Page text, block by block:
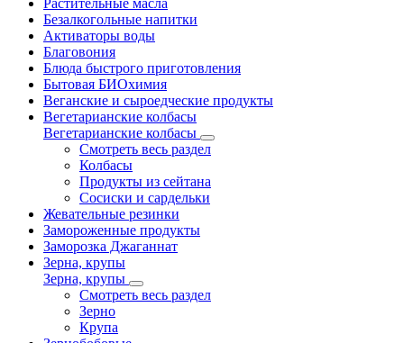
Растительные масла
Безалкогольные напитки
Активаторы воды
Благовония
Блюда быстрого приготовления
Бытовая БИОхимия
Веганские и сыроедческие продукты
Вегетарианские колбасы
Вегетарианские колбасы
Смотреть весь раздел
Колбасы
Продукты из сейтана
Сосиски и сардельки
Жевательные резинки
Замороженные продукты
Заморозка Джаганнат
Зерна, крупы
Зерна, крупы
Смотреть весь раздел
Зерно
Крупа